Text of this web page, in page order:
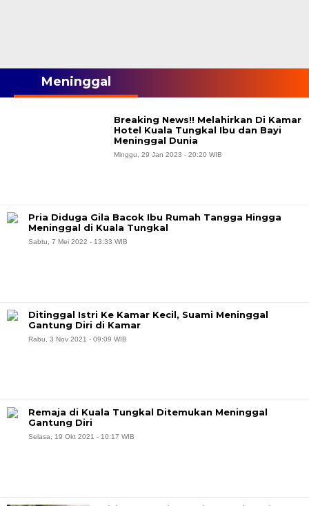
Meninggal
Breaking News!! Melahirkan Di Kamar
Hotel Kuala Tungkal Ibu dan Bayi
Meninggal Dunia
Minggu, 29 Jan 2023 - 20:20 WIB
Pria Diduga Gila Bacok Ibu Rumah Tangga Hingga
Meninggal di Kuala Tungkal
Sabtu, 7 Mei 2022 - 13:33 WIB
Ditinggal Istri Ke Kamar Kecil, Suami Meninggal
Gantung Diri di Kamar
Rabu, 3 Nov 2021 - 09:09 WIB
Remaja di Kuala Tungkal Ditemukan Meninggal
Gantung Diri
Selasa, 19 Okt 2021 - 10:17 WIB